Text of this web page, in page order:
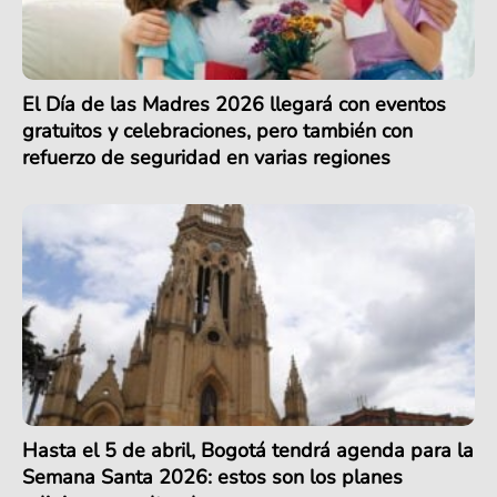
El Día de las Madres 2026 llegará con eventos
gratuitos y celebraciones, pero también con
refuerzo de seguridad en varias regiones
Hasta el 5 de abril, Bogotá tendrá agenda para la
Semana Santa 2026: estos son los planes